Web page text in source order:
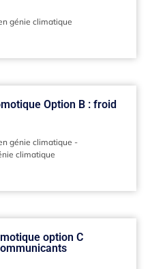
génie climatique
Option B : froid
génie climatique -
climatique
option C